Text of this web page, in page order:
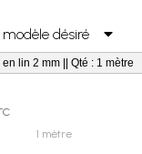
modèle désiré
lin 2 mm || Qté : 1 mètre
1 mètre